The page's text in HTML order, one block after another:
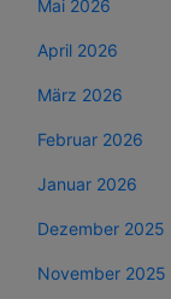
Mai 2026
April 2026
März 2026
Februar 2026
Januar 2026
Dezember 2025
November 2025